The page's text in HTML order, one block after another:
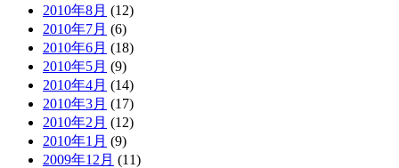
2010年8月 (12)
2010年7月 (6)
2010年6月 (18)
2010年5月 (9)
2010年4月 (14)
2010年3月 (17)
2010年2月 (12)
2010年1月 (9)
2009年12月 (11)